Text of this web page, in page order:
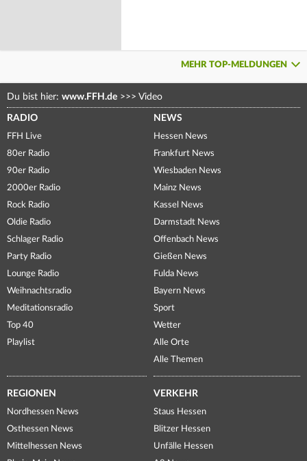
MEHR TOP-MELDUNGEN
Du bist hier: www.FFH.de >>> Video
RADIO
FFH Live
80er Radio
90er Radio
2000er Radio
Rock Radio
Oldie Radio
Schlager Radio
Party Radio
Lounge Radio
Weihnachtsradio
Meditationsradio
Top 40
Playlist
NEWS
Hessen News
Frankfurt News
Wiesbaden News
Mainz News
Kassel News
Darmstadt News
Offenbach News
Gießen News
Fulda News
Bayern News
Sport
Wetter
Alle Orte
Alle Themen
REGIONEN
Nordhessen News
Osthessen News
Mittelhessen News
VERKEHR
Staus Hessen
Blitzer Hessen
Unfälle Hessen